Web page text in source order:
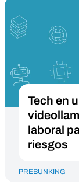
Tech en
laboral
riesgos
PREBUNKING